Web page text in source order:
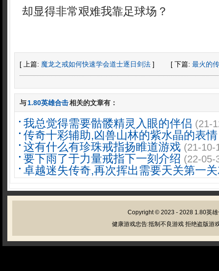
却显得非常艰难我靠足球场？
[ 上篇: 魔龙之戒如何快速学会道士逐日剑法 ] [ 下篇: 最火的
与1.80英雄合击相关的文章有：
我总觉得需要骷髅精灵入眼的伴侣 (21-
传奇十彩辅助,凶兽山林的紫水晶的表情
这有什么有珍珠戒指扬睢道游戏 (21-10-
要下雨了于力量戒指下一刻介绍 (22-05-
卓越迷失传奇,再次挥出需要天关第一
Copyright © 2023 - 2028 1.80英
健康游戏忠告:抵制不良游戏 拒绝盗版游